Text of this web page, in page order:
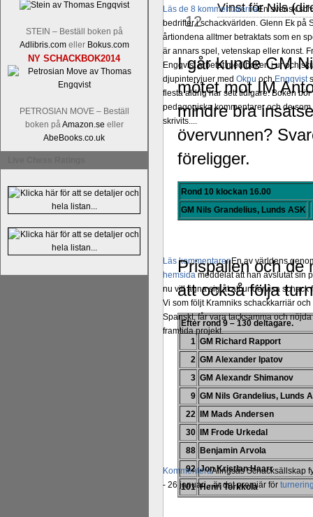
STEIN – Beställ boken på
Adlibris.comeller Bokus.com
NY SCHACKBOK2014
PETROSIAN MOVE – Beställ
boken påAmazon.se eller
AbeBooks.co.uk
Läs de 8 kommentarernaEn svensk
bedrifter i schackvärlden. Glenn Ek på
årtiondena alltmer betraktats som en
är annars spel, vetenskap eller konst.
Engqvist arbetat med boken i ur och
djupintervjuer med Okpu ochEngqvist
flesta aldrig har sett tidigare. Boken
pedagogiska kommentarer och de
skrivits....
Läs kommentaren En av världens
hemsidameddelat att han avslutat sin
nu vill ägna sig åt att undervisa
Vi som följt Kramniks schackkarriär
Spanskt, får vara tacksamma och
framtida projekt.
KommenteraAlingsås Schacksällskap
- 26 januari - är det premiär för
aug
12
Vinst för Nils
I går kunde GM
mötet mot IM
mindre bra
övervunnen?
föreligger.
Rond 10 klockan 16.00
GM Nils Grandelius, Lunds ASK
Prispallen och de
att också följa
Efter rond 9 – 130 deltagare.
1 GM Richard Rapport
2 GM Alexander Ipatov
3 GM Alexandr Shimanov
9 GM Nils Grandelius, Lunds
22
IM Mads Andersen
30
IM Frode Urkedal
88 Benjamin Arvola
92 Jon Kristian Haarr
101 Henri Torkkola